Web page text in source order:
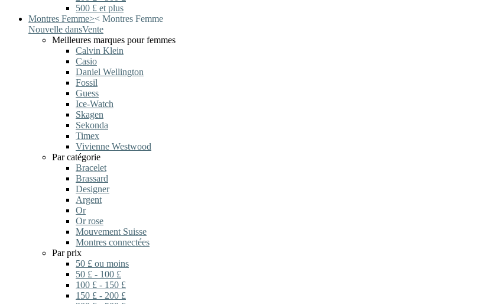
500 £ et plus
Montres Femme>< Montres Femme
Nouvelle dansVente
Meilleures marques pour femmes
Calvin Klein
Casio
Daniel Wellington
Fossil
Guess
Ice-Watch
Skagen
Sekonda
Timex
Vivienne Westwood
Par catégorie
Bracelet
Brassard
Designer
Argent
Or
Or rose
Mouvement Suisse
Montres connectées
Par prix
50 £ ou moins
50 £ - 100 £
100 £ - 150 £
150 £ - 200 £